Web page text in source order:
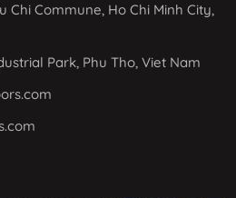
Chi Commune, Ho Chi Minh City,
Park, Phu Tho, Viet Nam